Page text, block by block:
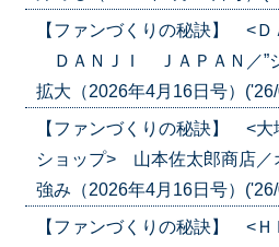
【ファンづくりの秘訣】 <
ＤＡＮＪＩ ＪＡＰＡＮ／”
拡大（2026年4月16日号）
【ファンづくりの秘訣】 <大
ショップ> 山本佐太郎商店／
強み（2026年4月16日号）
【ファンづくりの秘訣】 <